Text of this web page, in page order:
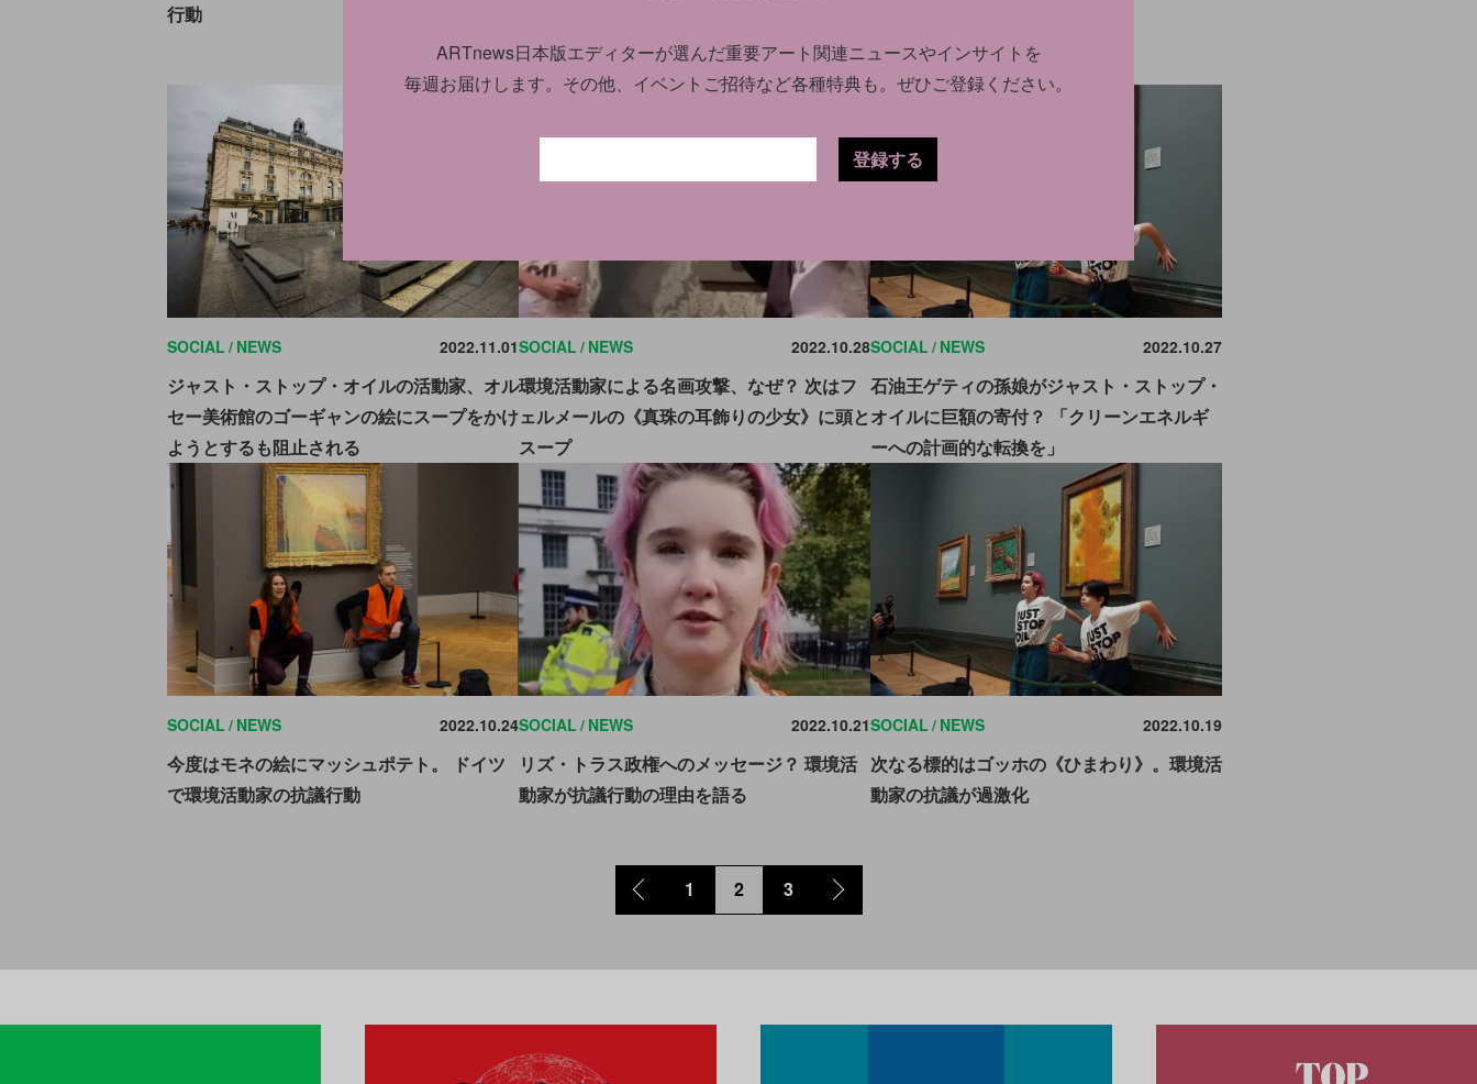
行動
SOCIAL NEWS 2022.11.01
ジャスト・ストップ・オイルの活動家、オル
セー美術館のゴーギャンの絵にスープをかけ
ようとするも阻止される
SOCIAL NEWS 2022.10.28
環境活動家による名画攻撃、なぜ？ 次はフ
ェルメールの《真珠の耳飾りの少女》に頭と
スープ
SOCIAL NEWS 2022.10.27
石油王ゲティの孫娘がジャスト・ストップ・
オイルに巨額の寄付？ 「クリーンエネルギ
ーへの計画的な転換を」
SOCIAL NEWS 2022.10.24
今度はモネの絵にマッシュポテト。 ドイツ
で環境活動家の抗議行動
SOCIAL NEWS 2022.10.21
リズ・トラス政権へのメッセージ？ 環境活
動家が抗議行動の理由を語る
SOCIAL NEWS 2022.10.19
次なる標的はゴッホの《ひまわり》。環境活
動家の抗議が過激化
1 2 3
ARTnews日本版エディターが選んだ重要アート関連ニュースやインサイトを
毎週お届けします。 その他、イベントご招待など各種特典も。ぜひご登録ください。
登録する